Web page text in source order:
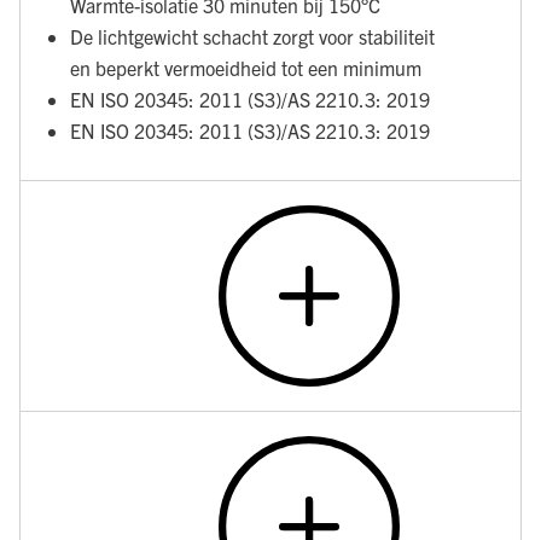
Warmte-isolatie 30 minuten bij 150°C
De lichtgewicht schacht zorgt voor stabiliteit
en beperkt vermoeidheid tot een minimum
EN ISO 20345: 2011 (S3)/AS 2210.3: 2019
EN ISO 20345: 2011 (S3)/AS 2210.3: 2019